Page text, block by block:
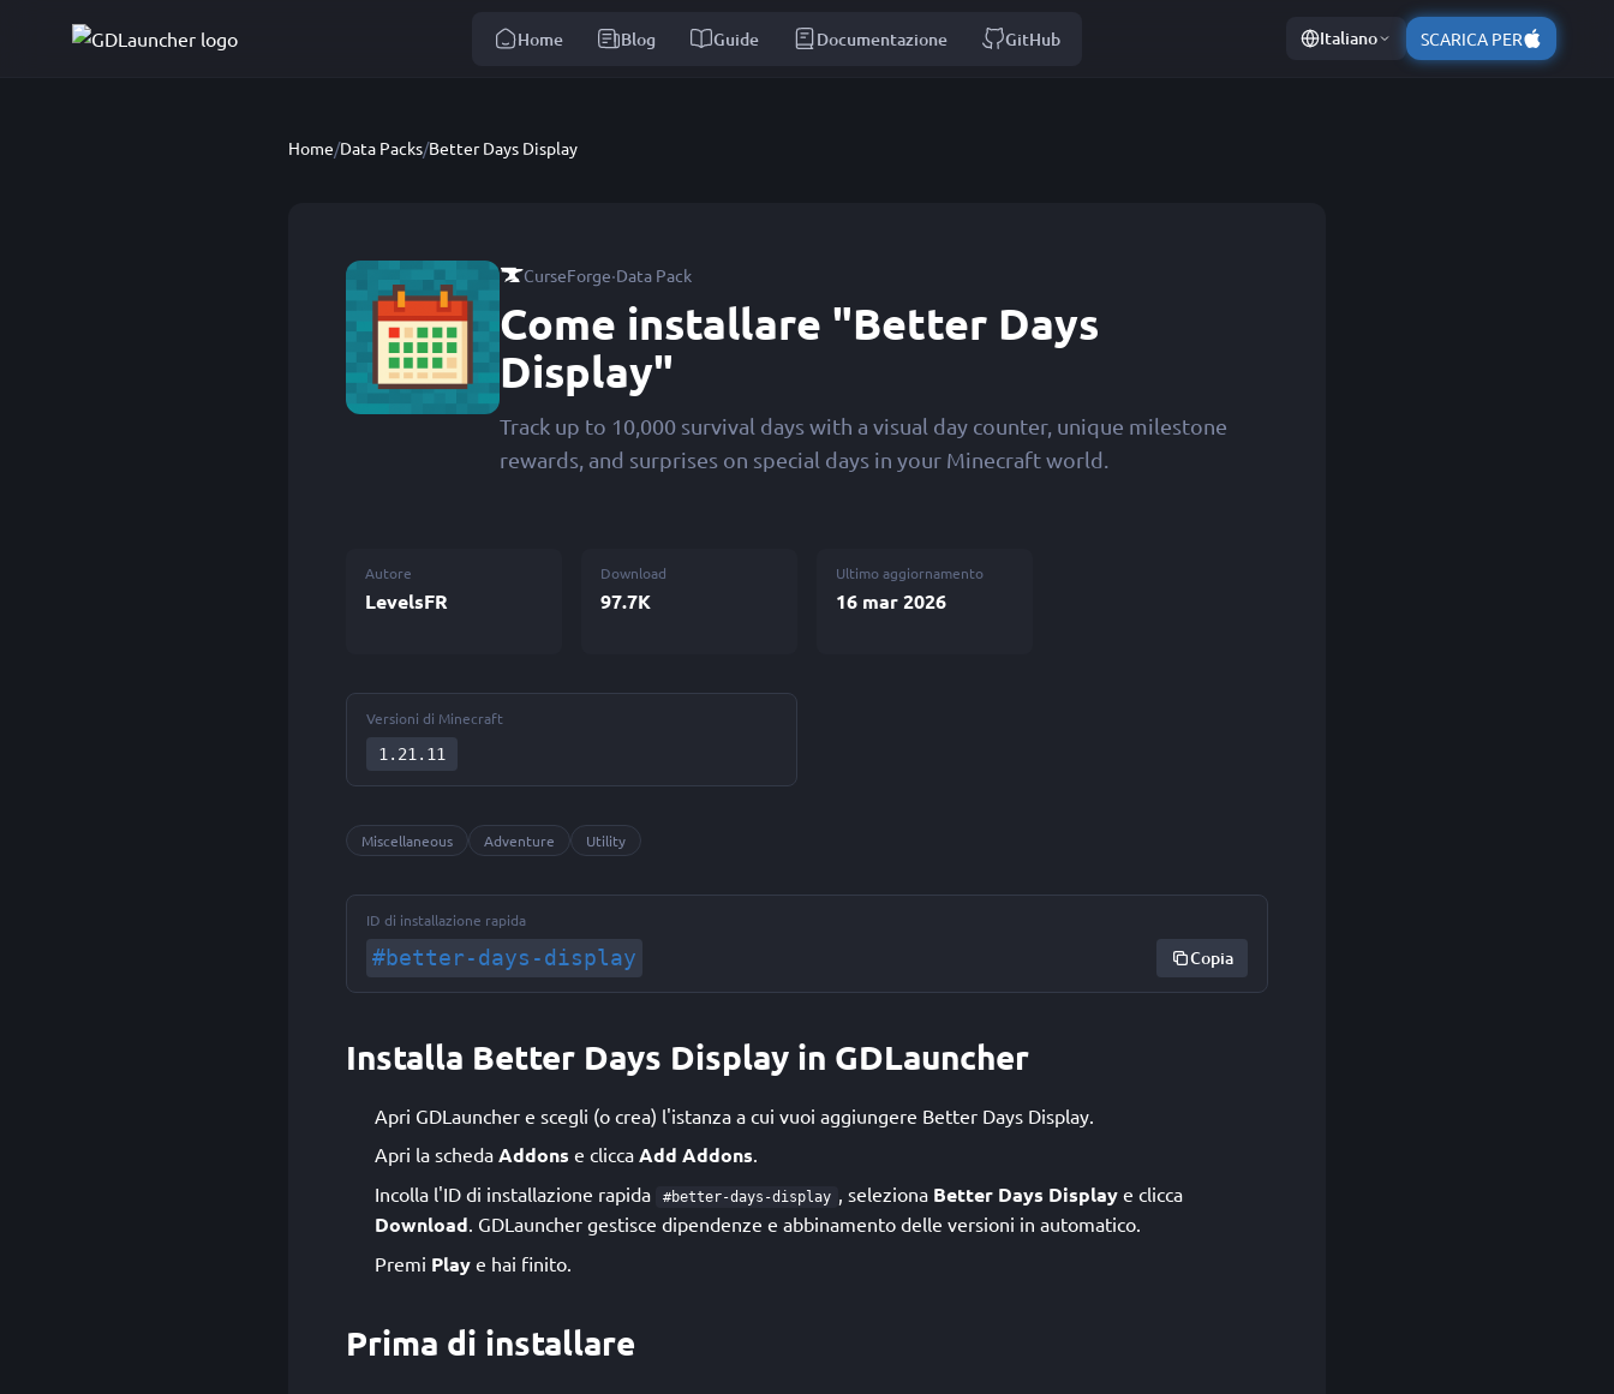
Home Blog Guide Documentazione GitHub Italiano SCARICA PER
Home/Data Packs/Better Days Display
CurseForge·Data Pack
Come installare "Better Days
Display"
Track up to 10,000 survival days with a visual day counter, unique milestone
rewards, and surprises on special days in your Minecraft world.
Autore
LevelsFR
Download
97.7K
Ultimo aggiornamento
16 mar 2026
Versioni di Minecraft
1.21.11
Miscellaneous Adventure Utility
ID di installazione rapida
#better-days-display Copia
Installa Better Days Display in GDLauncher
Apri GDLauncher e scegli (o crea) l'istanza a cui vuoi aggiungere Better Days Display.
Apri la scheda Addons e clicca Add Addons.
Incolla l'ID di installazione rapida
#better-days-display , seleziona Better Days Display e clicca
Download. GDLauncher gestisce dipendenze e abbinamento delle versioni in automatico.
Premi Play e hai finito.
Prima di installare